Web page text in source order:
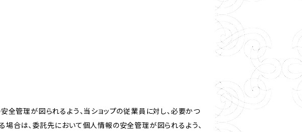
全管理が図られるよう、当ショップの従業員に対し、必要かつ
合は、委託先において個人情報の安全管理が図られるよう、